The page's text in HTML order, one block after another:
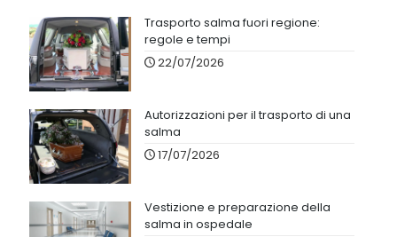
Trasporto salma fuori regione:
regole e tempi
22/07/2026
Autorizzazioni per il trasporto di una
salma
17/07/2026
Vestizione e preparazione della
salma in ospedale